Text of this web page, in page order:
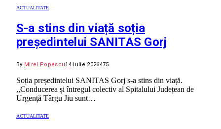
ACTUALITATE
S-a stins din viață soția
președintelui SANITAS Gorj
By Mirel Popescu14 iulie 2026475
Soția președintelui SANITAS Gorj s-a stins din viață.
,,Conducerea și întregul colectiv al Spitalului Județean de
Urgență Târgu Jiu sunt…
ACTUALITATE